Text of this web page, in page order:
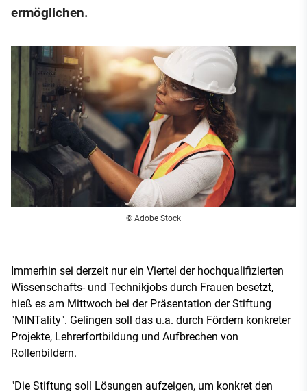
ermöglichen.
© Adobe Stock
Immerhin sei derzeit nur ein Viertel der hochqualifizierten
Wissenschafts- und Technikjobs durch Frauen besetzt,
hieß es am Mittwoch bei der Präsentation der Stiftung
"MINTality". Gelingen soll das u.a. durch Fördern konkreter
Projekte, Lehrerfortbildung und Aufbrechen von
Rollenbildern.
"Die Stiftung soll Lösungen aufzeigen, um konkret den